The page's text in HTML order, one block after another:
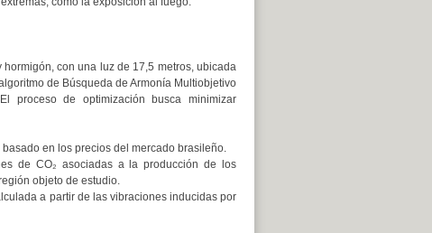
con una luz de 17,5 metros, ubicada
de Búsqueda de Armonía Multiobjetivo
proceso de optimización busca minimizar
en los precios del mercado brasileño.
de CO₂ asociadas a la producción de los
objeto de estudio.
a partir de las vibraciones inducidas por